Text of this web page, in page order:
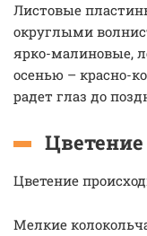
Листовые
округлыми
ярко-малиновые,
осенью – красно-
радет глаз до
Цветение
Цветение
Мелкие